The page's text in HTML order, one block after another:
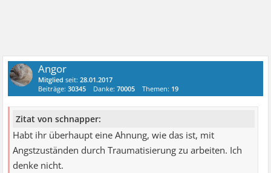
Angor
Mitglied seit:28.01.2017
Beiträge:30345 Danke:70005 Themen: 19
Zitat von schnapper:
Habt ihr überhaupt eine Ahnung, wie das ist, mit
Angstzuständen durch Traumatisierung zu arbeiten. Ich
denke nicht.